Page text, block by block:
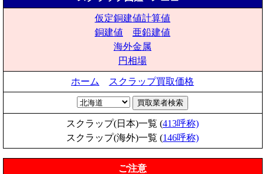
仮定銅建値計算値
銅建値
亜鉛建値
海外金属
円相場
ホーム スクラップ買取価格
スクラップ(日本)一覧 (413呼称)
スクラップ(海外)一覧 (146呼称)
ご注意